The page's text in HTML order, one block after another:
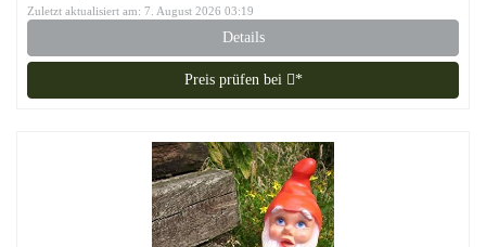
Zuletzt aktualisiert am: 7. August 2026 03:19
Details
Preis prüfen bei *